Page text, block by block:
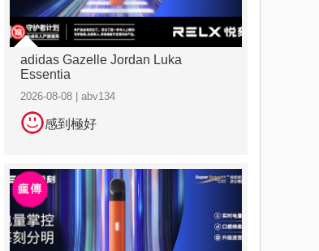
adidas Gazelle Jordan Luka
Essentia
2026-08-08 | abv134
感到極好